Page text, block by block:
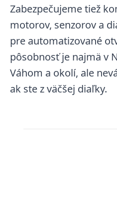
Zabezpečujeme tiež
motorov, senzorov a
pre automatizované
pôsobnosť je najmä v
Váhom a okolí, ale
ak ste z väčšej diaľky.